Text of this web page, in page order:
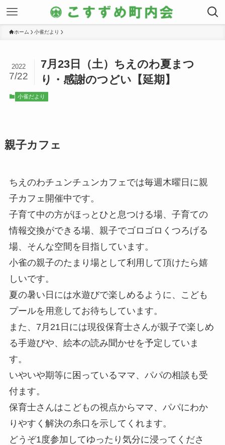
ホーム 小雀だより
7月23日（土）ちえのわ夏まつ
り・感謝のつどい【延期】
2022
7/22
小雀だより
親子カフェ
ちえのわチュンチュンカフェでは毎週木曜日 に親
子カフェ開催中です。
子育て中の方がほっとひと息つける場、子育ての
情報交換ができる場、親子でゴロゴロくつろげる
場、そんな空間を目指しています。
小雀の親子のたまり場として利用して頂けたら嬉
しいです。
夏の暑い日には水遊びで楽しめるように、こども
プールを用意してお待ちしています。
また、7月21日には現役保育士さんが親子で楽しめ
る手遊びや、絵本の読み聞かせを予定していま
す。
いやいや期等に困っているママ、パパの相談も受
付ます。
保育士さんはこどもの視点からママ、パパにわか
りやすく解決の糸口を示してくれます。
どうぞ1度参加してゆったり気分に浸ってくださ